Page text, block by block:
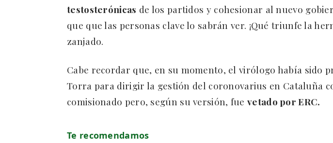
testosterónicas de los partidos y cohesionar al nuevo
que que las personas clave lo sabrán ver. ¡Qué triunfe la
zanjado.
Cabe recordar que, en su momento, el virólogo había sido
Torra para dirigir la gestión del coronovarius en Cataluña
comisionado pero, según su versión, fue vetado por ERC.